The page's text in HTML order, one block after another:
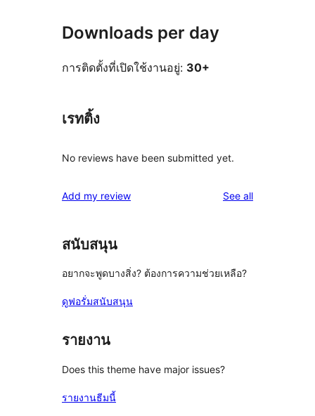
Downloads per day
การติดตั้งที่เปิดใช้งานอยู่: 30+
เรทติ้ง
No reviews have been submitted yet.
Add my review See allreviews
สนับสนุน
อยากจะพูดบางสิ่ง? ต้องการความช่วยเหลือ?
ดูฟอรั่มสนับสนุน
รายงาน
Does this theme have major issues?
รายงานธีมนี้